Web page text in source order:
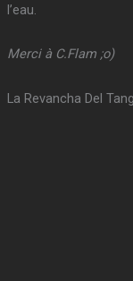
l’eau.
Merci à C.Flam ;o)
La Revancha Del